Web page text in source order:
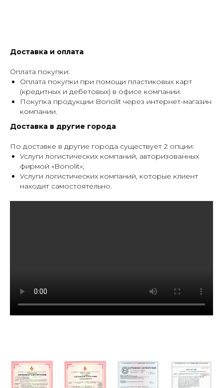
Доставка и оплата
Оплата покупки:
Оплата покупки при помощи пластиковых карт
(кредитных и дебетовых) в офисе компании.
Покупка продукции Bonolit через интернет-магазин
компании.
Доставка в другие города
По доставке в другие города существует 2 опции:
Услуги логистических компаний, авторизованных
фирмой «Bonolit»;
Услуги логистических компаний, которые клиент
находит самостоятельно.